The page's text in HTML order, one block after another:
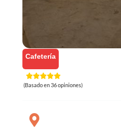
Cafetería
(Basado en 36 opiniones)